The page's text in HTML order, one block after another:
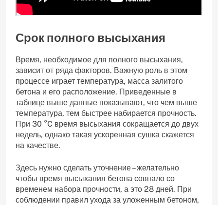
Срок полного высыхания
Время, необходимое для полного высыхания,
зависит от ряда факторов. Важную роль в этом
процессе играет температура, масса залитого
бетона и его расположение. Приведенные в
таблице выше данные показывают, что чем выше
температура, тем быстрее набирается прочность.
При 30 °C время высыхания сокращается до двух
недель, однако такая ускоренная сушка скажется
на качестве.
Здесь нужно сделать уточнение – желательно
чтобы время высыхания бетона совпало со
временем набора прочности, а это 28 дней. При
соблюдении правил ухода за уложенным бетоном,